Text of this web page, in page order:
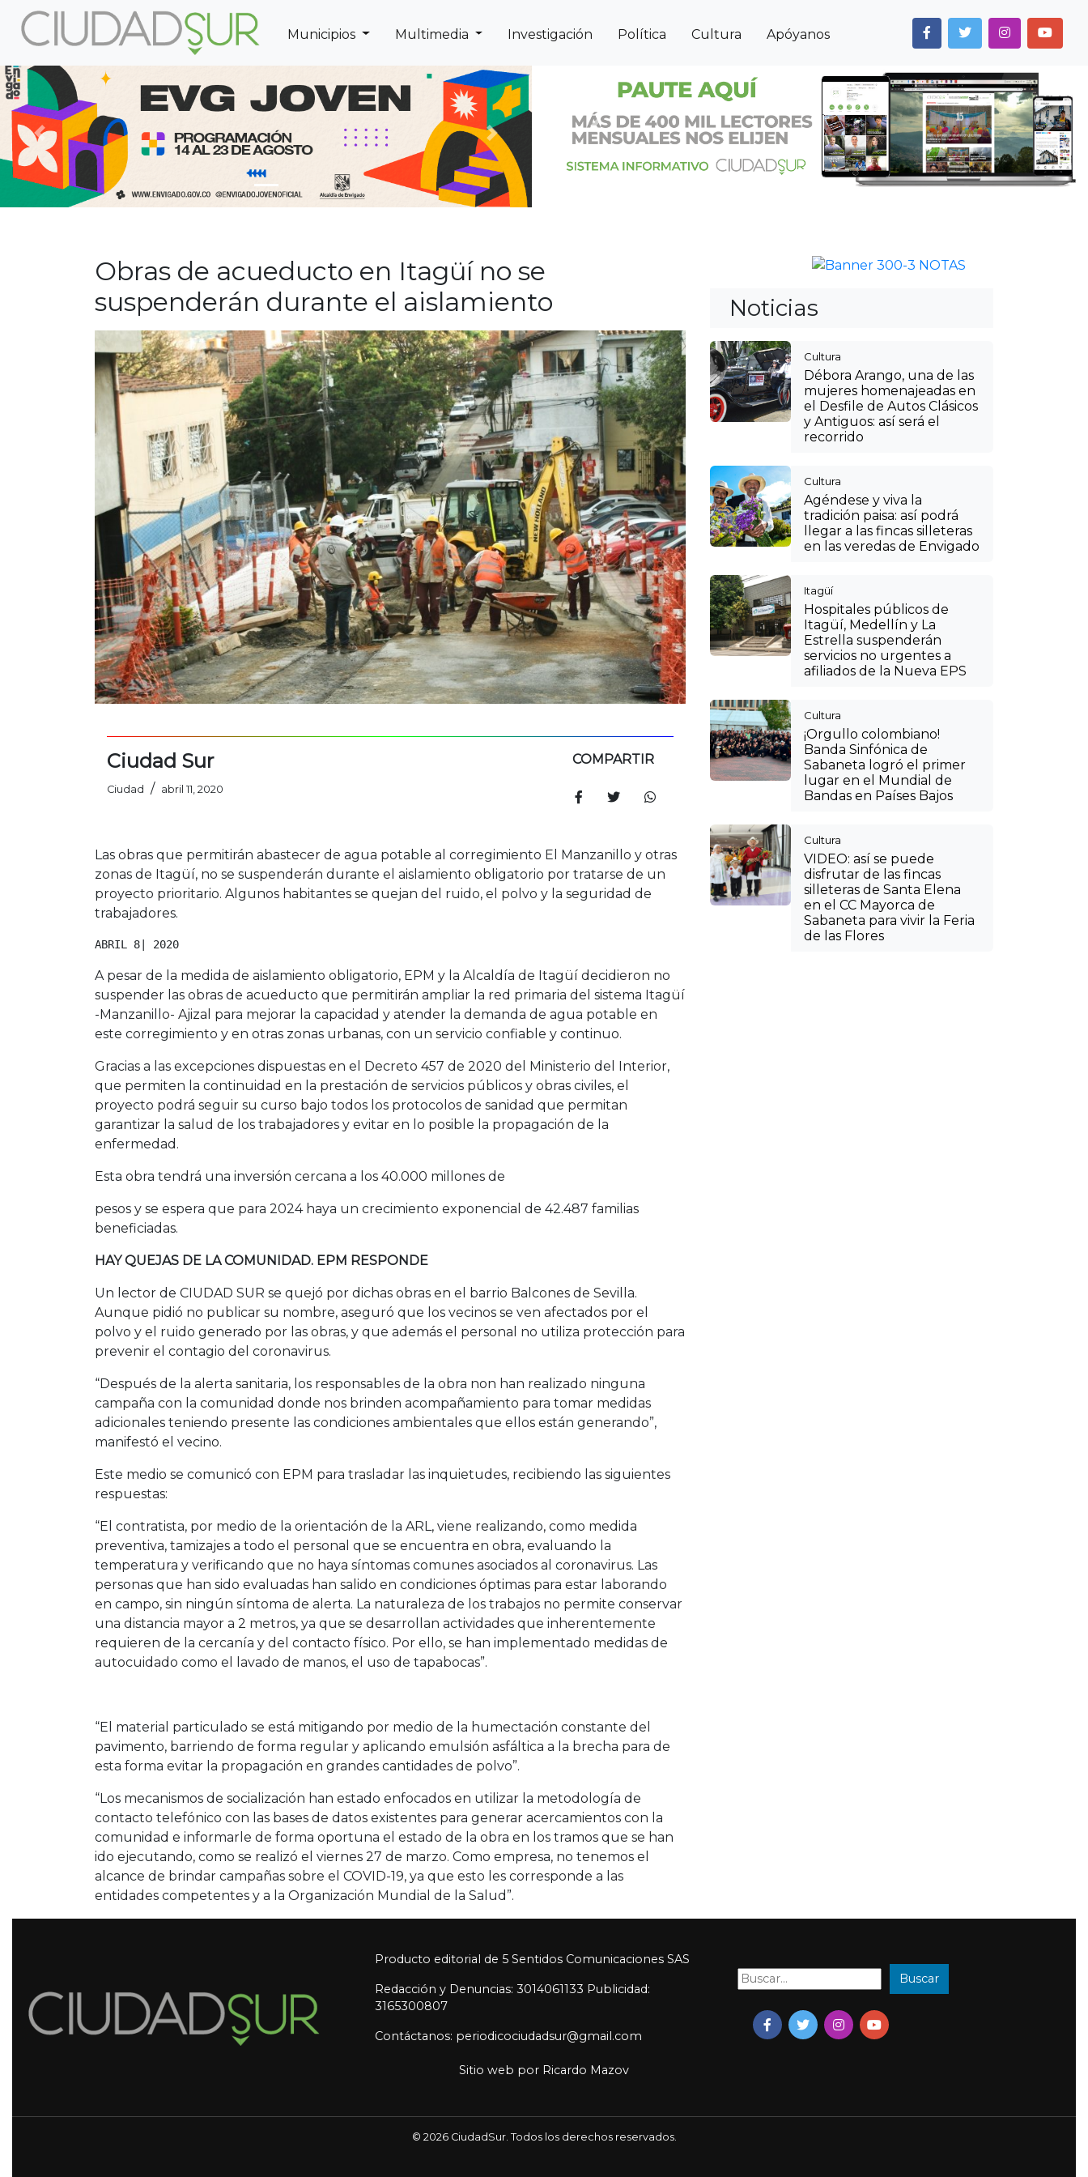
Municipios Multimedia Investigación Política Cultura Apóyanos
Previous Next Previous Next
Obras de acueducto en Itagüí no se
suspenderán durante el aislamiento
Ciudad Sur
Ciudad / abril 11, 2020
COMPARTIR
Las obras que permitirán abastecer de agua potable al corregimiento El Manzanillo y otras
zonas de Itagüí, no se suspenderán durante el aislamiento obligatorio por tratarse de un
proyecto prioritario. Algunos habitantes se quejan del ruido, el polvo y la seguridad de
trabajadores.
ABRIL 8| 2020
A pesar de la medida de aislamiento obligatorio, EPM y la Alcaldía de Itagüí decidieron no
suspender las obras de acueducto que permitirán ampliar la red primaria del sistema Itagüí
-Manzanillo- Ajizal para mejorar la capacidad y atender la demanda de agua potable en
este corregimiento y en otras zonas urbanas, con un servicio confiable y continuo.
Gracias a las excepciones dispuestas en el Decreto 457 de 2020 del Ministerio del Interior,
que permiten la continuidad en la prestación de servicios públicos y obras civiles, el
proyecto podrá seguir su curso bajo todos los protocolos de sanidad que permitan
garantizar la salud de los trabajadores y evitar en lo posible la propagación de la
enfermedad.
Esta obra tendrá una inversión cercana a los 40.000 millones de
pesos y se espera que para 2024 haya un crecimiento exponencial de 42.487 familias
beneficiadas.
HAY QUEJAS DE LA COMUNIDAD. EPM RESPONDE
Un lector de CIUDAD SUR se quejó por dichas obras en el barrio Balcones de Sevilla.
Aunque pidió no publicar su nombre, aseguró que los vecinos se ven afectados por el
polvo y el ruido generado por las obras, y que además el personal no utiliza protección para
prevenir el contagio del coronavirus.
“Después de la alerta sanitaria, los responsables de la obra non han realizado ninguna
campaña con la comunidad donde nos brinden acompañamiento para tomar medidas
adicionales teniendo presente las condiciones ambientales que ellos están generando”,
manifestó el vecino.
Este medio se comunicó con EPM para trasladar las inquietudes, recibiendo las siguientes
respuestas:
“El contratista, por medio de la orientación de la ARL, viene realizando, como medida
preventiva, tamizajes a todo el personal que se encuentra en obra, evaluando la
temperatura y verificando que no haya síntomas comunes asociados al coronavirus. Las
personas que han sido evaluadas han salido en condiciones óptimas para estar laborando
en campo, sin ningún síntoma de alerta. La naturaleza de los trabajos no permite conservar
una distancia mayor a 2 metros, ya que se desarrollan actividades que inherentemente
requieren de la cercanía y del contacto físico. Por ello, se han implementado medidas de
autocuidado como el lavado de manos, el uso de tapabocas”.
“El material particulado se está mitigando por medio de la humectación constante del
pavimento, barriendo de forma regular y aplicando emulsión asfáltica a la brecha para de
esta forma evitar la propagación en grandes cantidades de polvo”.
“Los mecanismos de socialización han estado enfocados en utilizar la metodología de
contacto telefónico con las bases de datos existentes para generar acercamientos con la
comunidad e informarle de forma oportuna el estado de la obra en los tramos que se han
ido ejecutando, como se realizó el viernes 27 de marzo. Como empresa, no tenemos el
alcance de brindar campañas sobre el COVID-19, ya que esto les corresponde a las
entidades competentes y a la Organización Mundial de la Salud”.
Noticias
Cultura
Débora Arango, una de las
mujeres homenajeadas en
el Desfile de Autos Clásicos
y Antiguos: así será el
recorrido
Cultura
Agéndese y viva la
tradición paisa: así podrá
llegar a las fincas silleteras
en las veredas de Envigado
Itagüí
Hospitales públicos de
Itagüí, Medellín y La
Estrella suspenderán
servicios no urgentes a
afiliados de la Nueva EPS
Cultura
¡Orgullo colombiano!
Banda Sinfónica de
Sabaneta logró el primer
lugar en el Mundial de
Bandas en Países Bajos
Cultura
VIDEO: así se puede
disfrutar de las fincas
silleteras de Santa Elena
en el CC Mayorca de
Sabaneta para vivir la Feria
de las Flores
Producto editorial de 5 Sentidos Comunicaciones SAS
Redacción y Denuncias: 3014061133 Publicidad:
3165300807
Contáctanos: periodicociudadsur@gmail.com
Buscar: Buscar
Sitio web por Ricardo Mazov
© 2026 CiudadSur. Todos los derechos reservados.